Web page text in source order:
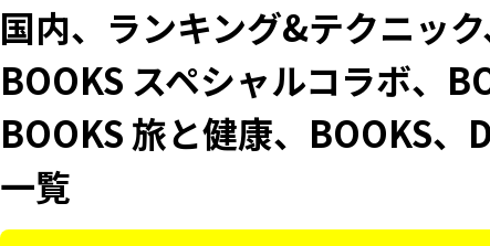
国内、ランキング&テクニッ
BOOKS スペシャルコラボ、
BOOKS 旅と健康、BOOKS
一覧